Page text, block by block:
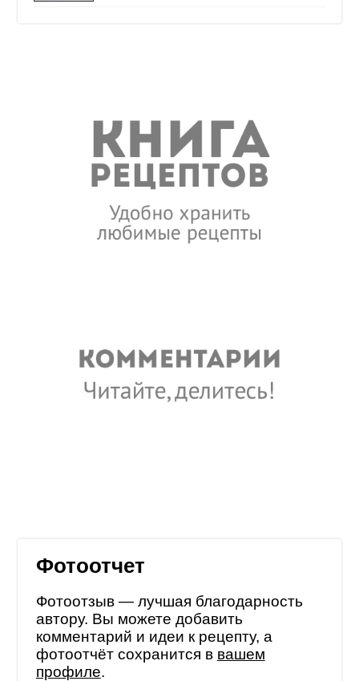
Фотоотчет
Фотоотзыв — лучшая благодарность
автору. Вы можете добавить
комментарий и идеи к рецепту, а
фотоотчёт сохранится в вашем
профиле.